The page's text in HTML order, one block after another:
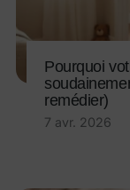
Pourquoi
remédier)
7 avr. 2026